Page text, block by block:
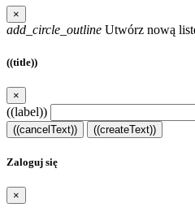
×
add_circle_outline Utwórz nową
((title))
×
((label))
((cancelText)) ((createText))
Zaloguj się
×